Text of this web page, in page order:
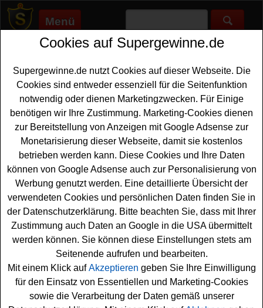
Menü
Supergewinne.de>Gewinnspiele>Kamera
Kamera Gewinnspiele - kostenlos
Kamera gewinnen
Anzeige:
Gewinnspiele sortieren nach:
Cookies auf Supergewinne.de
Supergewinne.de nutzt Cookies auf dieser Webseite. Die
Cookies sind entweder essenziell für die Seitenfunktion
notwendig oder dienen Marketingzwecken. Für Einige
benötigen wir Ihre Zustimmung. Marketing-Cookies dienen
zur Bereitstellung von Anzeigen mit Google Adsense zur
Monetarisierung dieser Webseite, damit sie kostenlos
betrieben werden kann. Diese Cookies und Ihre Daten
können von Google Adsense auch zur Personalisierung von
Werbung genutzt werden. Eine detaillierte Übersicht der
verwendeten Cookies und persönlichen Daten finden Sie in
der Datenschutzerklärung. Bitte beachten Sie, dass mit Ihrer
Zustimmung auch Daten an Google in die USA übermittelt
werden können. Sie können diese Einstellungen stets am
Seitenende aufrufen und bearbeiten.
Mit einem Klick aufAkzeptieren geben Sie Ihre Einwilligung
für den Einsatz von Essentiellen und Marketing-Cookies
sowie die Verarbeitung der Daten gemäß unserer